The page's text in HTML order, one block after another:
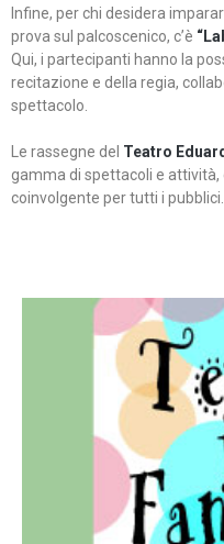
Infine, per chi desidera
prova sul palcoscenico, c’è
Qui, i partecipanti hanno la
recitazione e della regia,
spettacolo.
Le rassegne del Teatro
gamma di spettacoli e attività,
coinvolgente per tutti i pubblici.
Teatro In Famiglia è
per far condividere